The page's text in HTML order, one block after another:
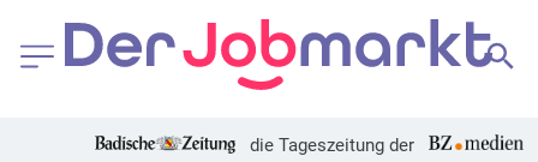
die Tageszeitung der